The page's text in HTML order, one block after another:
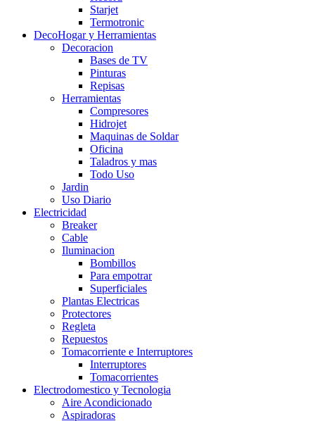
Starjet
Termotronic
DecoHogar y Herramientas
Decoracion
Bases de TV
Pinturas
Repisas
Herramientas
Compresores
Hidrojet
Maquinas de Soldar
Oficina
Taladros y mas
Todo Uso
Jardin
Uso Diario
Electricidad
Breaker
Cable
Iluminacion
Bombillos
Para empotrar
Superficiales
Plantas Electricas
Protectores
Regleta
Repuestos
Tomacorriente e Interruptores
Interruptores
Tomacorrientes
Electrodomestico y Tecnologia
Aire Acondicionado
Aspiradoras